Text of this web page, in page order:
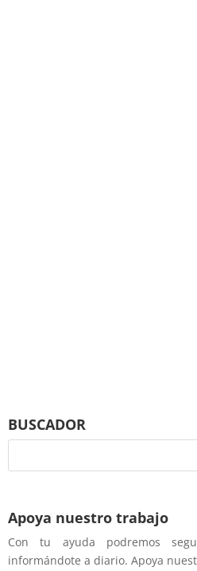
BUSCADOR
Apoya nuestro trabajo
Con tu ayuda podremos
informándote a diario. Apoya